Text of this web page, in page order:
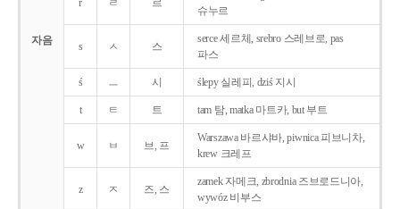
자음
r ㄹ 르
슈누르
s ㅅ 스
serce 세르체, srebro 스레브로, pas
파스
ś ㅡ 시 ślepy 실레피, dziś 지시
t ㅌ 트 tam 탐, matka 마트카, but 부트
w ㅂ 브, 프
Warszawa 바르샤바, piwnica 피브니차,
krew 크레프
z ㅈ 즈, 스
zamek 자메크, zbrodnia 즈브로드니아,
wywóz 비부스